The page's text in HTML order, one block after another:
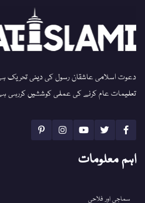
دعوت اسلامی عاشقان رسول کی دینی تحریک
تعلیمات عام کرنے کی عملی کوششیں کررہی
اہم معلومات
سماجی اور فلاحی